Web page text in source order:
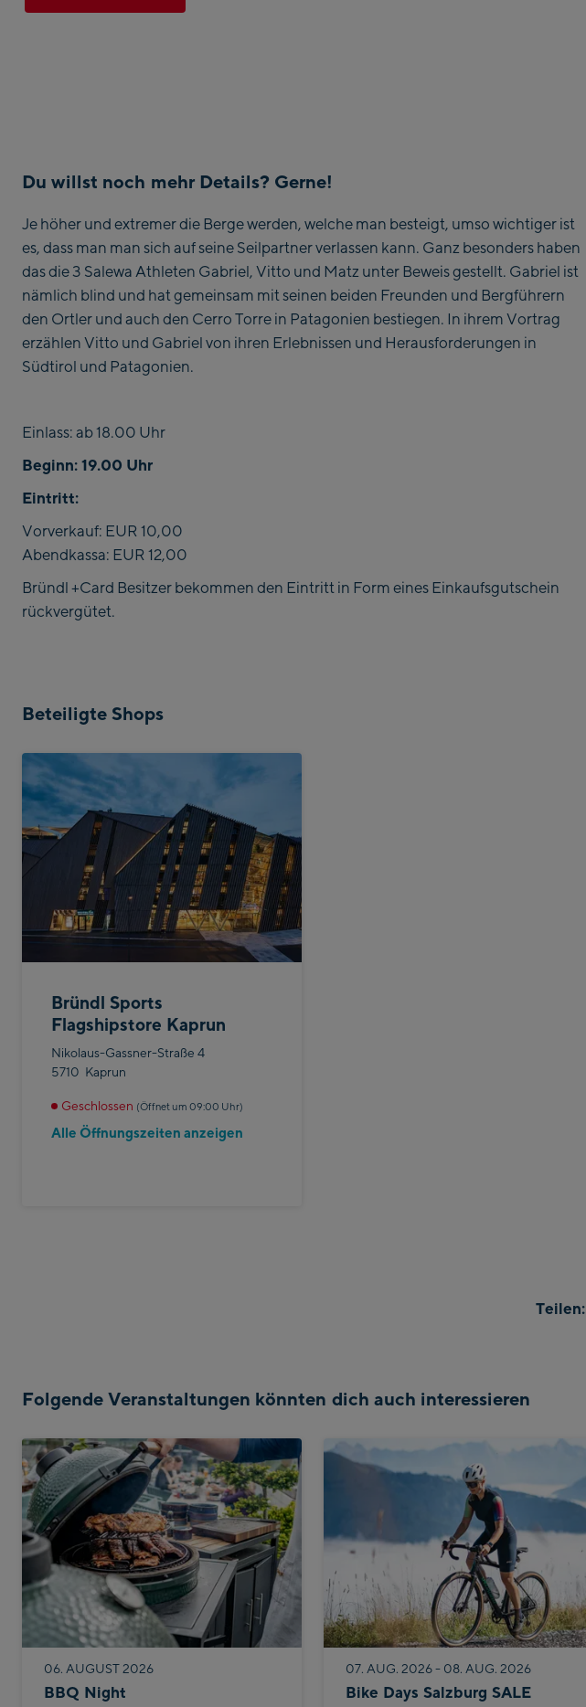
Du willst noch mehr Details? Gerne!
Je höher und extremer die Berge werden, welche man besteigt, umso wichtiger ist
es, dass man man sich auf seine Seilpartner verlassen kann. Ganz besonders haben
das die 3 Salewa Athleten Gabriel, Vitto und Matz unter Beweis gestellt. Gabriel ist
nämlich blind und hat gemeinsam mit seinen beiden Freunden und Bergführern
den Ortler und auch den Cerro Torre in Patagonien bestiegen. In ihrem Vortrag
erzählen Vitto und Gabriel von ihren Erlebnissen und Herausforderungen in
Südtirol und Patagonien.
Einlass: ab 18.00 Uhr
Beginn: 19.00 Uhr
Eintritt:
Vorverkauf: EUR 10,00
Abendkassa: EUR 12,00
Bründl +Card Besitzer bekommen den Eintritt in Form eines Einkaufsgutschein
rückvergütet.
Beteiligte Shops
Bründl Sports
Flagshipstore Kaprun
Nikolaus-Gassner-Straße 4
5710 Kaprun
Geschlossen (Öffnet um 09:00 Uhr)
Alle Öffnungszeiten anzeigen
Teilen:
Folgende Veranstaltungen könnten dich auch interessieren
06. AUGUST 2026
BBQ Night
07. AUG. 2026 - 08. AUG. 2026
Bike Days Salzburg SALE